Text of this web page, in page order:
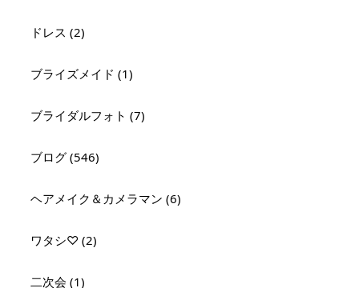
ドレス (2)
ブライズメイド (1)
ブライダルフォト (7)
ブログ (546)
ヘアメイク＆カメラマン (6)
ワタシ♡ (2)
二次会 (1)